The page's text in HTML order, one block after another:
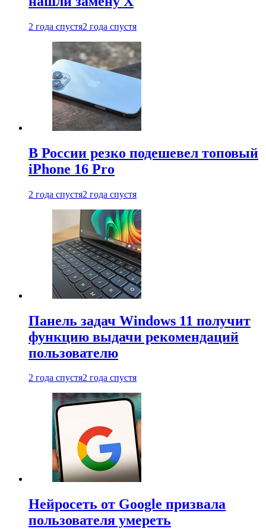
2 года спустя2 года спустя
В России резко подешевел топовый
iPhone 16 Pro
2 года спустя2 года спустя
Панель задач Windows 11 получит
функцию выдачи рекомендаций
пользователю
2 года спустя2 года спустя
Нейросеть от Google призвала
пользователя умереть